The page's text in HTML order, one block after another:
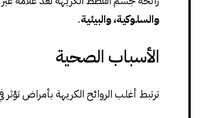
والسلوكية، والبيئية.
الأسباب الصحية
ترتبط أغلب الروائح الكريهة بأمراض